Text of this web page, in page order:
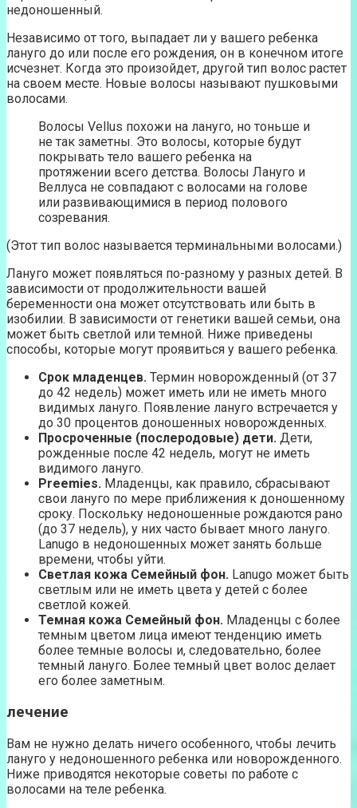
недоношенный.
Независимо от того, выпадает ли у вашего ребенка
лануго до или после его рождения, он в конечном итоге
исчезнет. Когда это произойдет, другой тип волос растет
на своем месте. Новые волосы называют пушковыми
волосами.
Волосы Vellus похожи на лануго, но тоньше и
не так заметны. Это волосы, которые будут
покрывать тело вашего ребенка на
протяжении всего детства. Волосы Лануго и
Веллуса не совпадают с волосами на голове
или развивающимися в период полового
созревания.
(Этот тип волос называется терминальными волосами.)
Лануго может появляться по-разному у разных детей. В
зависимости от продолжительности вашей
беременности она может отсутствовать или быть в
изобилии. В зависимости от генетики вашей семьи, она
может быть светлой или темной. Ниже приведены
способы, которые могут проявиться у вашего ребенка.
Срок младенцев. Термин новорожденный (от 37
до 42 недель) может иметь или не иметь много
видимых лануго. Появление лануго встречается у
до 30 процентов доношенных новорожденных.
Просроченные (послеродовые) дети. Дети,
рожденные после 42 недель, могут не иметь
видимого лануго.
Preemies. Младенцы, как правило, сбрасывают
свои лануго по мере приближения к доношенному
сроку. Поскольку недоношенные рождаются рано
(до 37 недель), у них часто бывает много лануго.
Lanugo в недоношенных может занять больше
времени, чтобы уйти.
Светлая кожа Семейный фон. Lanugo может быть
светлым или не иметь цвета у детей с более
светлой кожей.
Темная кожа Семейный фон. Младенцы с более
темным цветом лица имеют тенденцию иметь
более темные волосы и, следовательно, более
темный лануго. Более темный цвет волос делает
его более заметным.
лечение
Вам не нужно делать ничего особенного, чтобы лечить
лануго у недоношенного ребенка или новорожденного.
Ниже приводятся некоторые советы по работе с
волосами на теле ребенка.